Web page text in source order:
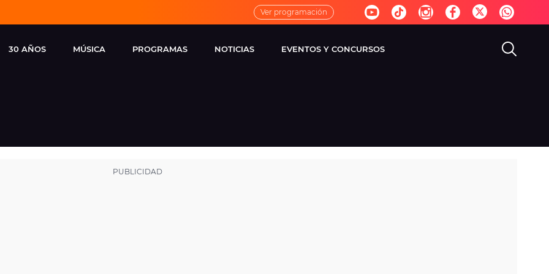
Ver programación
30 AÑOS MÚSICA
FM
PROGRAMAS
VIRALES
NOTICIAS EVENTOS Y CONCURSOS